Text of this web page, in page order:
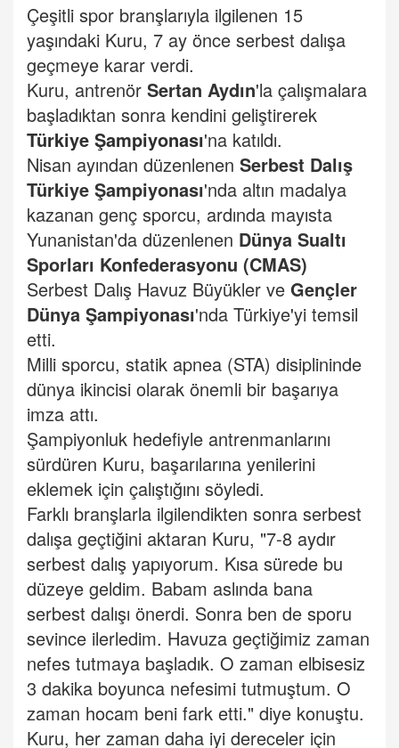
Çeşitli spor branşlarıyla ilgilenen 15
yaşındaki Kuru, 7 ay önce serbest dalışa
geçmeye karar verdi.
Kuru, antrenör Sertan Aydın'la çalışmalara
başladıktan sonra kendini geliştirerek
Türkiye Şampiyonası'na katıldı.
Nisan ayından düzenlenen Serbest Dalış
Türkiye Şampiyonası'nda altın madalya
kazanan genç sporcu, ardında mayısta
Yunanistan'da düzenlenen Dünya Sualtı
Sporları Konfederasyonu (CMAS)
Serbest Dalış Havuz Büyükler ve Gençler
Dünya Şampiyonası'nda Türkiye'yi temsil
etti.
Milli sporcu, statik apnea (STA) disiplininde
dünya ikincisi olarak önemli bir başarıya
imza attı.
Şampiyonluk hedefiyle antrenmanlarını
sürdüren Kuru, başarılarına yenilerini
eklemek için çalıştığını söyledi.
Farklı branşlarla ilgilendikten sonra serbest
dalışa geçtiğini aktaran Kuru, "7-8 aydır
serbest dalış yapıyorum. Kısa sürede bu
düzeye geldim. Babam aslında bana
serbest dalışı önerdi. Sonra ben de sporu
sevince ilerledim. Havuza geçtiğimiz zaman
nefes tutmaya başladık. O zaman elbisesiz
3 dakika boyunca nefesimi tutmuştum. O
zaman hocam beni fark etti." diye konuştu.
Kuru, her zaman daha iyi dereceler için